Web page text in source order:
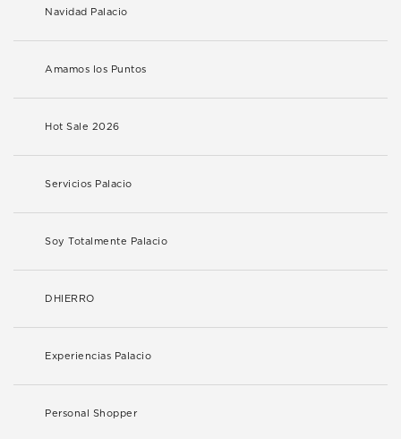
Navidad Palacio
Amamos los Puntos
Hot Sale 2026
Servicios Palacio
Soy Totalmente Palacio
DHIERRO
Experiencias Palacio
Personal Shopper